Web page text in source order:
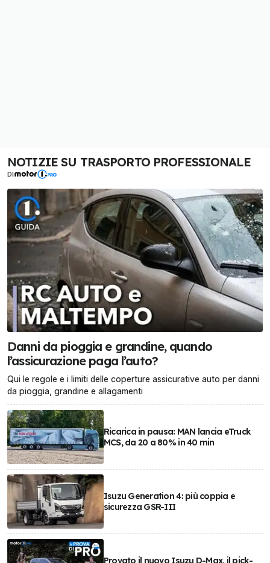
NOTIZIE SU TRASPORTO PROFESSIONALE
DI
Danni da pioggia e grandine, quando
l’assicurazione paga l’auto?
Qui le regole e i limiti delle coperture assicurative auto per danni
da pioggia, grandine e allagamenti
Ricarica in pausa: MAN lancia eTruck
MCS, da 20 a 80% in 40 min
Isuzu Generation 4: più coppia e
sicurezza GSR-III
Provato il nuovo Isuzu D-Max, il pick-